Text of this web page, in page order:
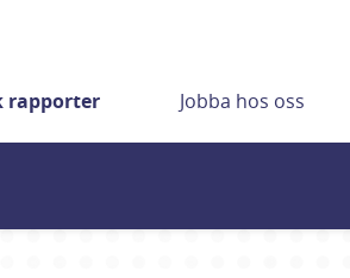
rapporter Jobba hos oss